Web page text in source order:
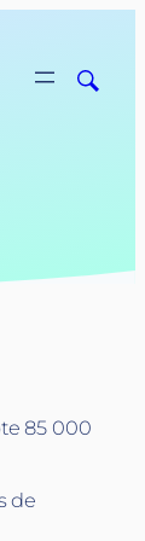
85 000
de